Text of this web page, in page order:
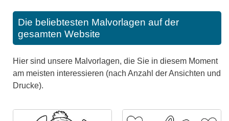
Die beliebtesten Malvorlagen auf der
gesamten Website
Hier sind unsere Malvorlagen, die Sie in diesem Moment
am meisten interessieren (nach Anzahl der Ansichten und
Drucke).